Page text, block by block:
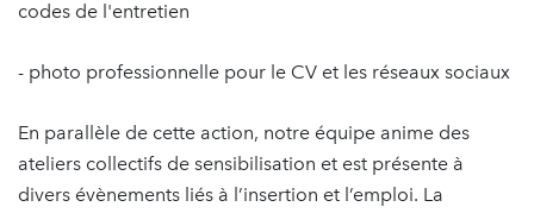
codes de l'entretien
- photo professionnelle pour le CV et les réseaux sociaux
En parallèle de cette action, notre équipe anime des
ateliers collectifs de sensibilisation et est présente à
divers évènements liés à l’insertion et l’emploi. La